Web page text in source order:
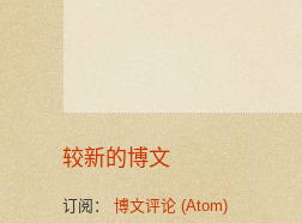
较新的博文
订阅： 博文评论 (Atom)